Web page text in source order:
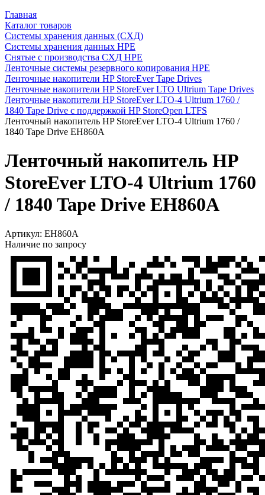
Главная
Каталог товаров
Системы хранения данных (СХД)
Системы хранения данных HPE
Снятые с производства СХД HPE
Ленточные системы резервного копирования HPE
Ленточные накопители HP StoreEver Tape Drives
Ленточные накопители HP StoreEver LTO Ultrium Tape Drives
Ленточные накопители HP StoreEver LTO-4 Ultrium 1760 /
1840 Tape Drive с поддержкой HP StoreOpen LTFS
Ленточный накопитель HP StoreEver LTO-4 Ultrium 1760 /
1840 Tape Drive EH860A
Ленточный накопитель HP
StoreEver LTO-4 Ultrium 1760
/ 1840 Tape Drive EH860A
Артикул: EH860A
Наличие по запросу